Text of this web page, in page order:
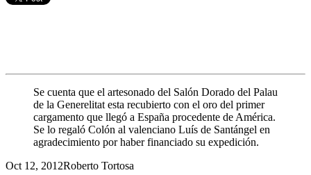
Se cuenta que el artesonado del Salón Dorado del Palau
de la Generelitat esta recubierto con el oro del primer
cargamento que llegó a España procedente de América.
Se lo regaló Colón al valenciano Luís de Santángel en
agradecimiento por haber financiado su expedición.
Oct 12, 2012Roberto Tortosa